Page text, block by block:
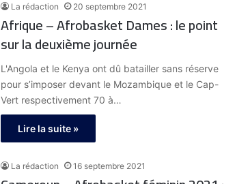
La rédaction 20 septembre 2021
Afrique – Afrobasket Dames : le point
sur la deuxième journée
L'Angola et le Kenya ont dû batailler sans réserve
pour s’imposer devant le Mozambique et le Cap-
Vert respectivement 70 à…
Lire la suite »
La rédaction 16 septembre 2021